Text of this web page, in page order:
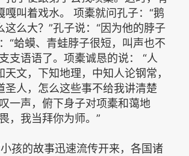
嘎叫着戏水。 项橐就问孔子：“鹅
这么大？”孔子说：“因为他的脖子
“蛤蟆、青蛙脖子很短，叫声也不
支语语了。项橐诚恳的说： “人
天文，下知地理，中知人论钢常，
圣人，怎么这些事不给我讲清楚
一声，俯下身子对项橐和蔼地
，我当拜你为师。”
孩的故事迅速流传开来，各国诸